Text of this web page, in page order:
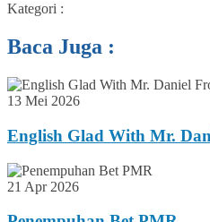
Kategori :
Baca Juga :
13 Mei 2026
English Glad With Mr.
21 Apr 2026